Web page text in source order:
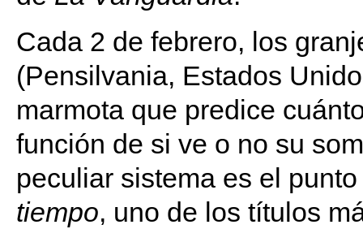
Cada 2 de febrero, los
(Pensilvania, Estados
marmota que predice
función de si ve o no su
peculiar sistema es el
tiempo, uno de los títulos